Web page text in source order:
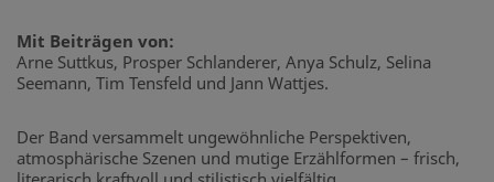
Mit Beiträgen von:
Arne Suttkus, Prosper Schlanderer, Anya Schulz, Selina
Seemann, Tim Tensfeld und Jann Wattjes.
Der Band versammelt ungewöhnliche Perspektiven,
atmosphärische Szenen und mutige Erzählformen – frisch,